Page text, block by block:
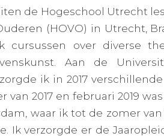
de Hogeschool Utrecht
(HOVO) in Utrecht,
over diverse
Aan de
ik in 2017
van 2017 en februari 2019
waar ik tot de zomer van
Ik verzorgde er de